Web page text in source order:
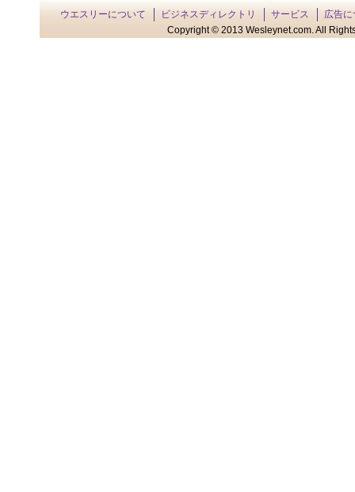
ウエスリーについて ビジネスディレクトリ サービス
広告に
Copyright © 2013 Wesleynet.com. All